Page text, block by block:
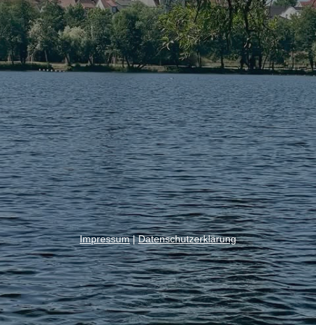
Impressum|Datenschutzerklärung